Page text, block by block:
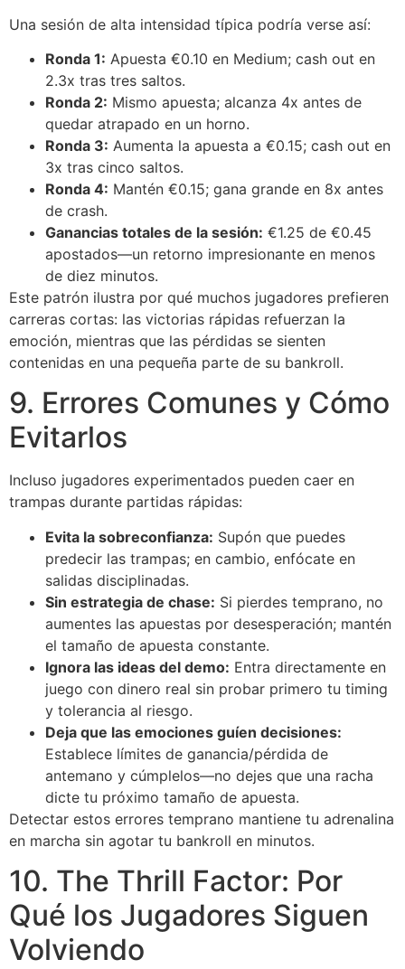
Una sesión de alta intensidad típica podría verse así:
Ronda 1: Apuesta €0.10 en Medium; cash out en
2.3x tras tres saltos.
Ronda 2: Mismo apuesta; alcanza 4x antes de
quedar atrapado en un horno.
Ronda 3: Aumenta la apuesta a €0.15; cash out en
3x tras cinco saltos.
Ronda 4: Mantén €0.15; gana grande en 8x antes
de crash.
Ganancias totales de la sesión: €1.25 de €0.45
apostados—un retorno impresionante en menos
de diez minutos.
Este patrón ilustra por qué muchos jugadores prefieren
carreras cortas: las victorias rápidas refuerzan la
emoción, mientras que las pérdidas se sienten
contenidas en una pequeña parte de su bankroll.
9. Errores Comunes y Cómo
Evitarlos
Incluso jugadores experimentados pueden caer en
trampas durante partidas rápidas:
Evita la sobreconfianza: Supón que puedes
predecir las trampas; en cambio, enfócate en
salidas disciplinadas.
Sin estrategia de chase: Si pierdes temprano, no
aumentes las apuestas por desesperación; mantén
el tamaño de apuesta constante.
Ignora las ideas del demo: Entra directamente en
juego con dinero real sin probar primero tu timing
y tolerancia al riesgo.
Deja que las emociones guíen decisiones:
Establece límites de ganancia/pérdida de
antemano y cúmplelos—no dejes que una racha
dicte tu próximo tamaño de apuesta.
Detectar estos errores temprano mantiene tu adrenalina
en marcha sin agotar tu bankroll en minutos.
10. The Thrill Factor: Por
Qué los Jugadores Siguen
Volviendo